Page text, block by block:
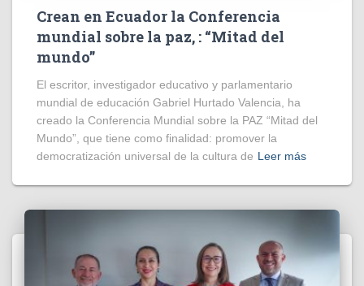
Crean en Ecuador la Conferencia
mundial sobre la paz, : “Mitad del
mundo”
El escritor, investigador educativo y parlamentario
mundial de educación Gabriel Hurtado Valencia, ha
creado la Conferencia Mundial sobre la PAZ “Mitad del
Mundo”, que tiene como finalidad: promover la
democratización universal de la cultura de Leer más